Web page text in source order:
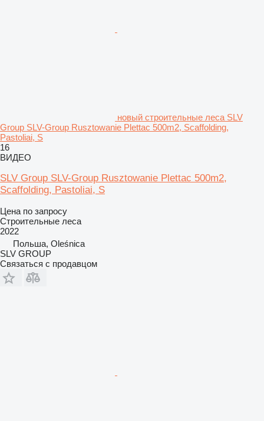
новый строительные леса SLV
Group SLV-Group Rusztowanie Plettac 500m2, Scaffolding,
Pastoliai, S
16
ВИДЕО
SLV Group SLV-Group Rusztowanie Plettac 500m2,
Scaffolding, Pastoliai, S
Цена по запросу
Строительные леса
2022
Польша, Oleśnica
SLV GROUP
Связаться с продавцом